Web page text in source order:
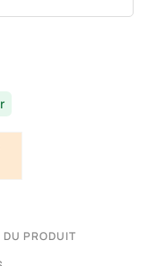
DU PRODUIT